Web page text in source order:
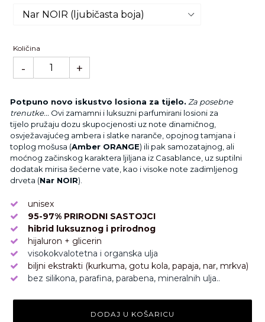
Količina
- +
Potpuno novo iskustvo losiona za tijelo. Za posebne
trenutke... Ovi zamamni i luksuzni parfumirani losioni za
tijelo pružaju dozu skupocjenosti uz note dinamičnog,
osvježavajućeg ambera i slatke naranče, opojnog tamjana i
toplog mošusa (Amber ORANGE) ili pak samozatajnog, ali
moćnog začinskog karaktera ljiljana iz Casablance, uz suptilni
dodatak mirisa šećerne vate, kao i visoke note zadimljenog
drveta (Nar NOIR).
unisex
95-97% PRIRODNI SASTOJCI
hibrid luksuznog i prirodnog
hijaluron + glicerin
visokokvalotetna i organska ulja
biljni ekstrakti (kurkuma, gotu kola, papaja, nar, mrkva)
bez silikona, parafina, parabena, mineralnih ulja..
DODAJ U KOŠARICU